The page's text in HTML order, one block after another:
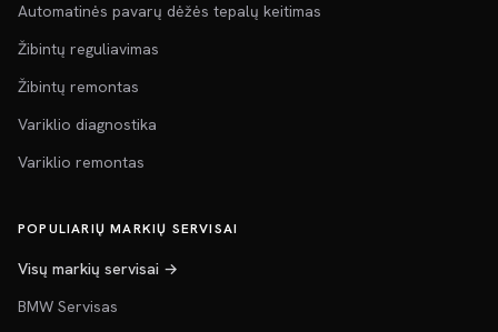
Automatinės pavarų dėžės tepalų keitimas
Žibintų reguliavimas
Žibintų remontas
Variklio diagnostika
Variklio remontas
POPULIARIŲ MARKIŲ SERVISAI
Visų markių servisai →
BMW Servisas